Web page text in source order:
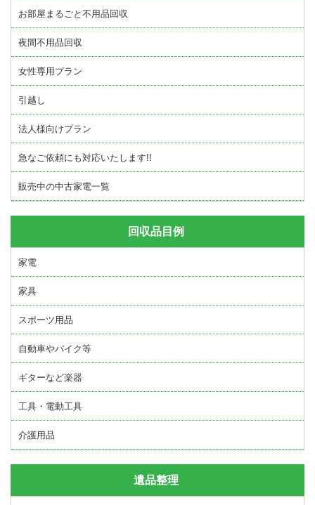
お部屋まるごと不用品回収
夜間不用品回収
女性専用プラン
引越し
法人様向けプラン
急なご依頼にも対応いたします!!
販売中の中古家電一覧
回収品目例
家電
家具
スポーツ用品
自動車やバイク等
ギターなど楽器
工具・電動工具
介護用品
遺品整理